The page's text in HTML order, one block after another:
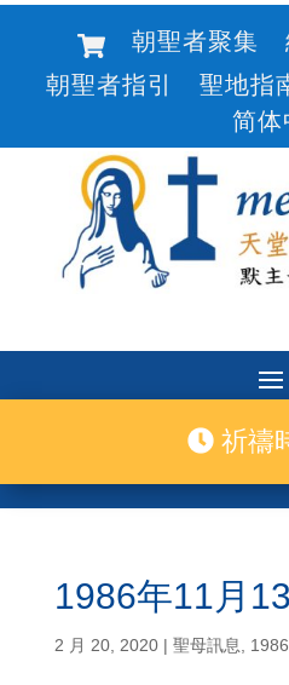
朝聖者聚集
朝聖者指引
聖地指
简体
祈禱
1986年11月
2 月 20, 2020| 聖母訊息 1986